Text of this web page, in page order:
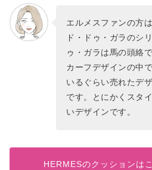
エルメスファンの方
ド・ドゥ・ガラのシ
ゥ・ガラは馬の頭絡
カーフデザインの中
いるぐらい売れたデ
です。とにかくスタ
いデザインです。
HERMESのクッションは